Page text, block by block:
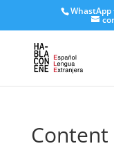
WhastApp